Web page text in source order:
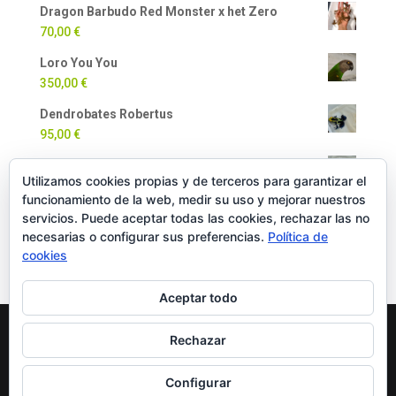
Dragon Barbudo Red Monster x het Zero
70,00€
Loro You You
350,00€
Dendrobates Robertus
95,00€
90,00€
Milpiés Gigante
35,00€
Copyright Oficial © 2022 EXOTICPANIMALS |Política
Política de Privacidad
Utilizamos cookies propias y de terceros para garantizar el
funcionamiento de la web, medir su uso y mejorar nuestros
servicios. Puede aceptar todas las cookies, rechazar las no
necesarias o configurar sus preferencias. Política de
cookies
Aceptar todo
Rechazar
Configurar